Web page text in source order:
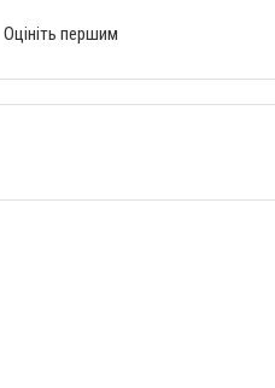
Оцініть першим